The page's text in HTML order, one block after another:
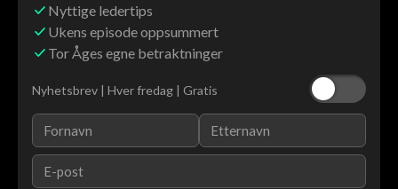
Nyttige ledertips
Ukens episode oppsummert
Tor Åges egne betraktninger
Nyhetsbrev | Hver fredag | Gratis